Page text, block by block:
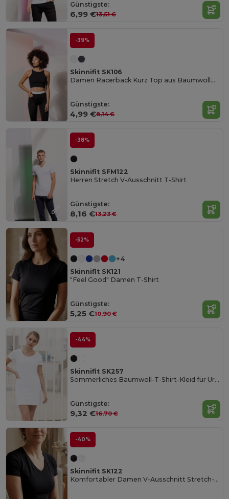
Günstigste:
6,99 €13,51 €
-39%
Skinnifit SK106
Damen Racerback Kurz Top aus Baumwollmischung
Günstigste:
4,99 €8,14 €
-38%
Skinnifit SFM122
Herren Stretch V-Ausschnitt T-Shirt
Günstigste:
8,16 €13,23 €
-52%
+4
Skinnifit SK121
"Feel Good" Damen T-Shirt
Günstigste:
5,25 €10,90 €
-44%
Skinnifit SK257
Sommerliches Baumwoll-T-Shirt-Kleid für Urlaub
Günstigste:
9,32 €16,70 €
-40%
Skinnifit SK122
Komfortabler Damen V-Ausschnitt Stretch-Shirt